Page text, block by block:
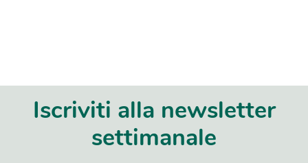
Iscriviti alla newsletter
settimanale